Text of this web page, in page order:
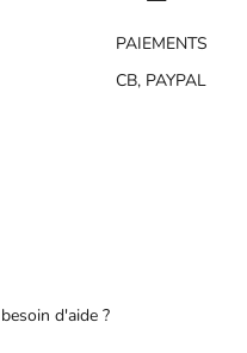
PAIEMENTS
CB, PAYPAL
besoin d'aide ?